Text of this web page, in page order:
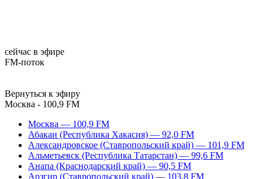
сейчас в эфире
FM-поток
Вернуться к эфиру
Москва - 100,9 FM
Москва — 100,9 FM
Абакан (Республика Хакасия) — 92,0 FM
Александровское (Ставропольский край) — 101,9 FM
Альметьевск (Республика Татарстан) — 99,6 FM
Анапа (Краснодарский край) — 90,5 FM
Арзгир (Ставропольский край) — 103,8 FM